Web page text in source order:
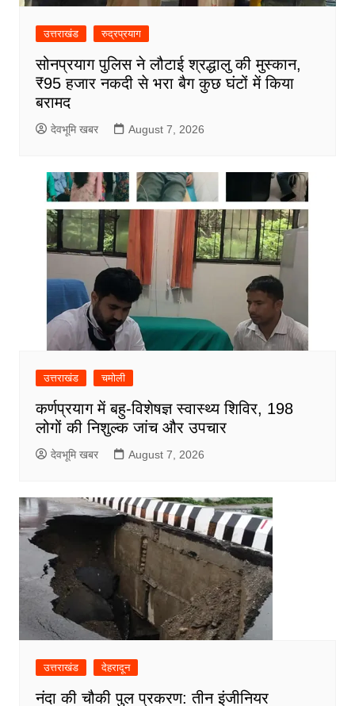
उत्तराखंड रुद्रप्रयाग
सोनप्रयाग पुलिस ने लौटाई श्रद्धालु की मुस्कान,
₹95 हजार नकदी से भरा बैग कुछ घंटों में किया
बरामद
देवभूमि खबर August 7, 2026
उत्तराखंड चमोली
कर्णप्रयाग में बहु-विशेषज्ञ स्वास्थ्य शिविर, 198
लोगों की निशुल्क जांच और उपचार
देवभूमि खबर August 7, 2026
उत्तराखंड देहरादून
नंदा की चौकी पुल प्रकरण: तीन इंजीनियर